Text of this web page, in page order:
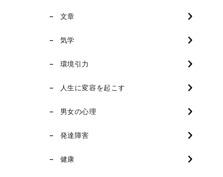
文章
気学
環境引力
人生に変容を起こす
男女の心理
発達障害
健康